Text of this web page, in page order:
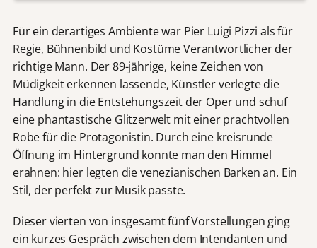
Für ein derartiges Ambiente war Pier Luigi Pizzi als für
Regie, Bühnenbild und Kostüme Verantwortlicher der
richtige Mann. Der 89-jährige, keine Zeichen von
Müdigkeit erkennen lassende, Künstler verlegte die
Handlung in die Entstehungszeit der Oper und schuf
eine phantastische Glitzerwelt mit einer prachtvollen
Robe für die Protagonistin. Durch eine kreisrunde
Öffnung im Hintergrund konnte man den Himmel
erahnen: hier legten die venezianischen Barken an. Ein
Stil, der perfekt zur Musik passte.
Dieser vierten von insgesamt fünf Vorstellungen ging
ein kurzes Gespräch zwischen dem Intendanten und